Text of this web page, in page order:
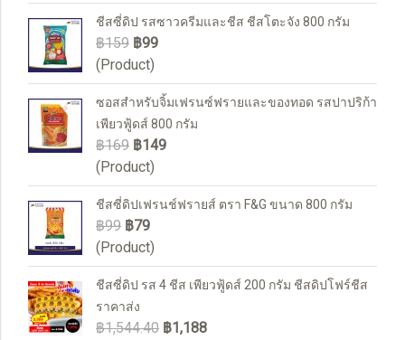
ชีสซี่ดิป รสซาวครีมและชีส ชีสโตะจัง 800 กรัม
฿159 ฿99
(Product)
ซอสสำหรับจิ้มเฟรนซ์ฟรายและของทอด รสปาปริก้า
เพียวฟู้ดส์ 800 กรัม
฿169 ฿149
(Product)
ชีสซี่ดิปเฟรนช์ฟรายส์ ตรา F&G ขนาด 800 กรัม
฿99 ฿79
(Product)
ชีสซี่ดิป รส 4 ชีส เพียวฟู้ดส์ 200 กรัม ชีสดิปโฟร์ชีส
ราคาส่ง
฿1,544.40 ฿1,188